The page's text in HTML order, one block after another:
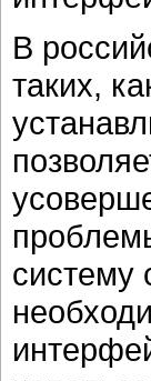
В
таких,
систему